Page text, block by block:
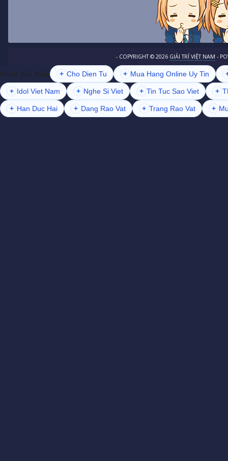
- COPYRIGHT © 2026 GIẢI TRÍ VIỆT NAM -
Khám phá thêm + Cho Dien Tu + Mua Hang Online Uy Tin
+ Idol Viet Nam + Nghe Si Viet + Tin Tuc Sao Viet +
+ Han Duc Hai + Dang Rao Vat + Trang Rao Vat +